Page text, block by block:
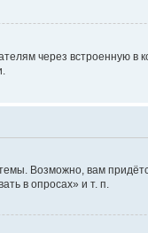
через
Возможно, вам
в опросах» и т. п.